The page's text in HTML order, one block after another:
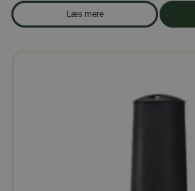
Læs mere
om produkten Fuglefoderrør